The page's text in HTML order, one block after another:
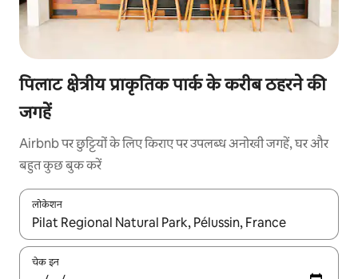
पिलाट क्षेत्रीय प्राकृतिक पार्क के करीब ठहरने की
जगहें
Airbnb पर छुट्टियों के लिए किराए पर उपलब्ध अनोखी जगहें, घर और
बहुत कुछ बुक करें
लोकेशन
नतीजों के उपलब्ध होने पर, अप और डाउन 'ऐरो की' का इस्तेमाल करके नेविगेट
चेक इन